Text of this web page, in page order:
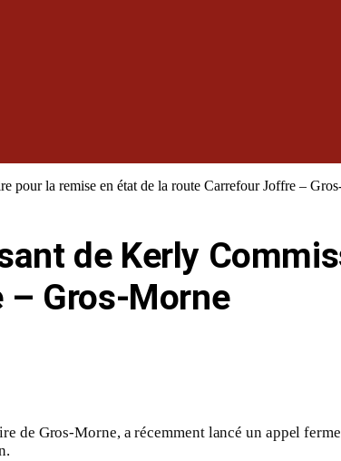
pour la remise en état de la route Carrefour Joffre –
de Kerly
Gros-Morne
de Gros-Morne, a récemment lancé un appel